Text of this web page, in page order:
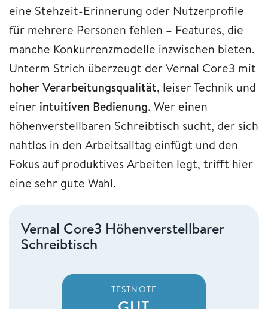
eine Stehzeit-Erinnerung oder Nutzerprofile
für mehrere Personen fehlen – Features, die
manche Konkurrenzmodelle inzwischen bieten.
Unterm Strich überzeugt der Vernal Core3 mit
hoher Verarbeitungsqualität, leiser Technik und
einer intuitiven Bedienung. Wer einen
höhenverstellbaren Schreibtisch sucht, der sich
nahtlos in den Arbeitsalltag einfügt und den
Fokus auf produktives Arbeiten legt, trifft hier
eine sehr gute Wahl.
Vernal Core3 Höhenverstellbarer
Schreibtisch
TESTNOTE